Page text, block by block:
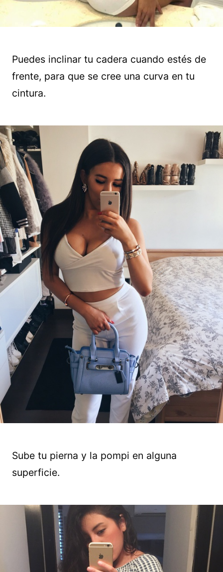
Puedes inclinar tu cadera cuando estés de
frente, para que se cree una curva en tu
cintura.
Sube tu pierna y la pompi en alguna
superficie.